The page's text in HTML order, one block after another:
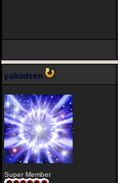
yakodsen
Super Member